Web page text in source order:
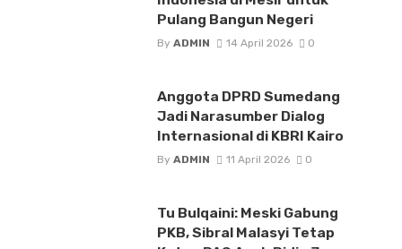
Pulang Bangun Negeri
By ADMIN 14 April 2026 0
Anggota DPRD Sumedang
Jadi Narasumber Dialog
Internasional di KBRI Kairo
By ADMIN 11 April 2026 0
Tu Bulqaini: Meski Gabung
PKB, Sibral Malasyi Tetap